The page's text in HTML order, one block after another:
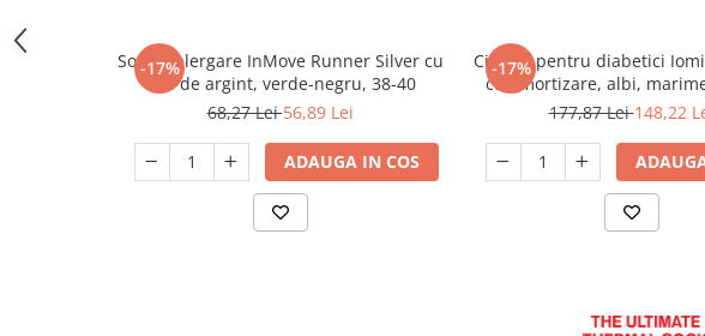
-17%
Sosete alergare InMove Runner Silver cu
ioni de argint, verde-negru, 38-40
68,27 Lei56,89 Lei
ADAUGA IN COS
-17%
Ciorapi pentru diabetici
cu amortizare, albi,
perechi/set
177,87 Lei148,22